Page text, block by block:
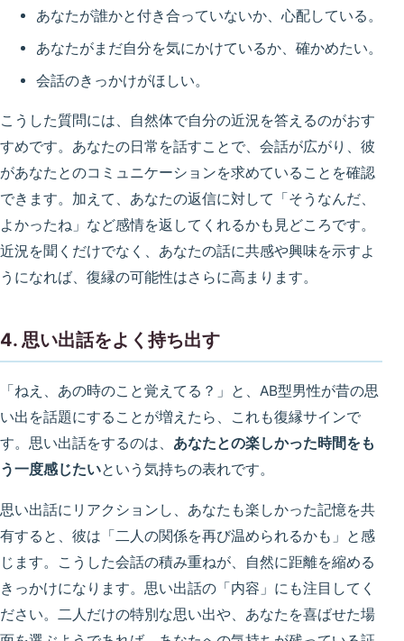
あなたが誰かと付き合っていないか、心配している。
あなたがまだ自分を気にかけているか、確かめたい。
会話のきっかけがほしい。
こうした質問には、自然体で自分の近況を答えるのがおす
すめです。あなたの日常を話すことで、会話が広がり、彼
があなたとのコミュニケーションを求めていることを確認
できます。加えて、あなたの返信に対して「そうなんだ、
よかったね」など感情を返してくれるかも見どころです。
近況を聞くだけでなく、あなたの話に共感や興味を示すよ
うになれば、復縁の可能性はさらに高まります。
4. 思い出話をよく持ち出す
「ねえ、あの時のこと覚えてる？」と、AB型男性が昔の思
い出を話題にすることが増えたら、これも復縁サインで
す。思い出話をするのは、 あなたとの楽しかった時間をも
う一度感じたいという気持ちの表れです。
思い出話にリアクションし、あなたも楽しかった記憶を共
有すると、彼は「二人の関係を再び温められるかも」と感
じます。こうした会話の積み重ねが、自然に距離を縮める
きっかけになります。思い出話の「内容」にも注目してく
ださい。二人だけの特別な思い出や、あなたを喜ばせた場